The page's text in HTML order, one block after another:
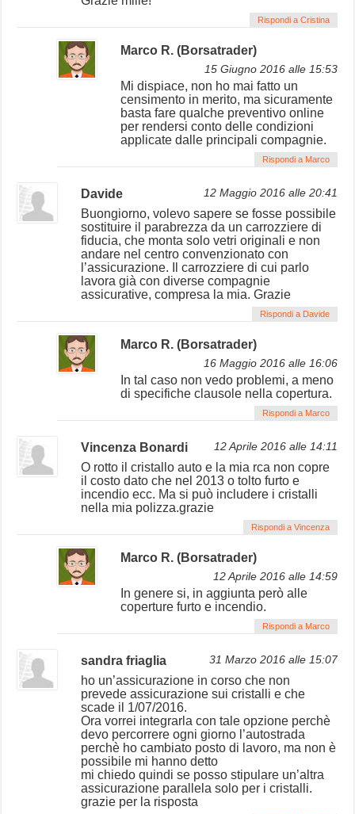
Rispondi a Cristina
Marco R. (Borsatrader)
15 Giugno 2016 alle 15:53
Mi dispiace, non ho mai fatto un
censimento in merito, ma sicuramente
basta fare qualche preventivo online
per rendersi conto delle condizioni
applicate dalle principali compagnie.
Rispondi a Marco
Davide 12 Maggio 2016 alle 20:41
Buongiorno, volevo sapere se fosse possibile
sostituire il parabrezza da un carrozziere di
fiducia, che monta solo vetri originali e non
andare nel centro convenzionato con
l’assicurazione. Il carrozziere di cui parlo
lavora già con diverse compagnie
assicurative, compresa la mia. Grazie
Rispondi a Davide
Marco R. (Borsatrader)
16 Maggio 2016 alle 16:06
In tal caso non vedo problemi, a meno
di specifiche clausole nella copertura.
Rispondi a Marco
Vincenza Bonardi 12 Aprile 2016 alle 14:11
O rotto il cristallo auto e la mia rca non copre
il costo dato che nel 2013 o tolto furto e
incendio ecc. Ma si può includere i cristalli
nella mia polizza.grazie
Rispondi a Vincenza
Marco R. (Borsatrader)
12 Aprile 2016 alle 14:59
In genere si, in aggiunta però alle
coperture furto e incendio.
Rispondi a Marco
sandra friaglia 31 Marzo 2016 alle 15:07
ho un’assicurazione in corso che non
prevede assicurazione sui cristalli e che
scade il 1/07/2016.
Ora vorrei integrarla con tale opzione perchè
devo percorrere ogni giorno l’autostrada
perchè ho cambiato posto di lavoro, ma non è
possibile mi hanno detto
mi chiedo quindi se posso stipulare un’altra
assicurazione parallela solo per i cristalli.
grazie per la risposta